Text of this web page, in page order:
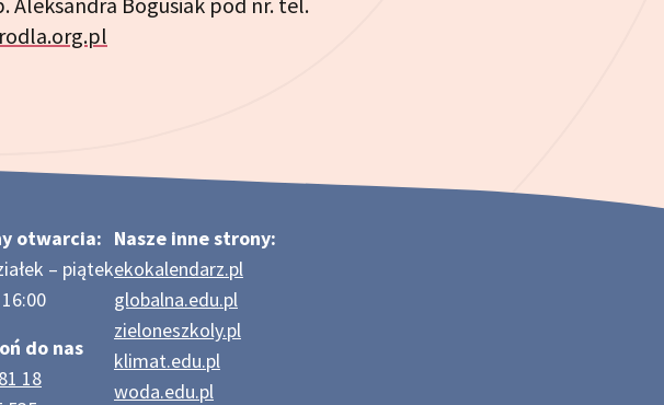
otwarcia:
– piątek
do nas
18
Nasze inne strony:
ekokalendarz.pl
globalna.edu.pl
zieloneszkoly.pl
klimat.edu.pl
woda.edu.pl